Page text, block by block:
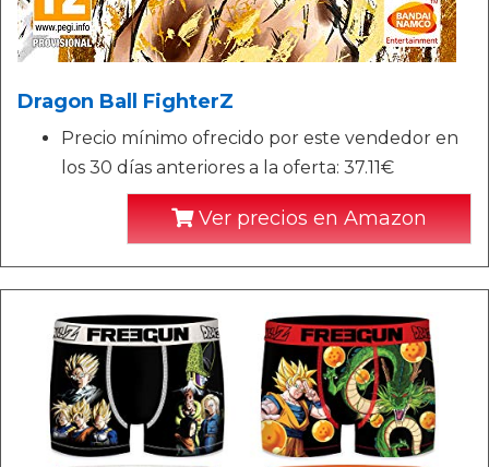
Dragon Ball FighterZ
Precio mínimo ofrecido por este vendedor en
los 30 días anteriores a la oferta: 37.11€
Ver precios en Amazon